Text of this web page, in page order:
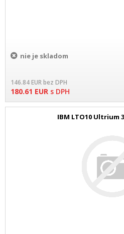
nie je skladom
146.84EURbez DPH
180.61 EUR s DPH
IBM LTO10 Ultrium